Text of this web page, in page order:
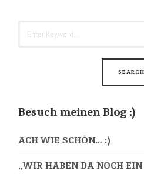
Besuch meinen Blog :)
ACH WIE SCHÖN… :)
,,WIR HABEN DA NOCH